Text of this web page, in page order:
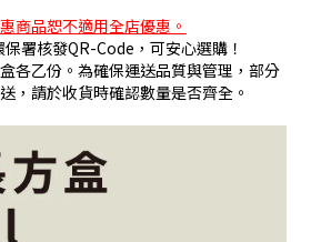
商品恕不適用全店優惠。
署核發QR-Code，可安心選購！
各乙份。為確保運送品質與管理，部分
，請於收貨時確認數量是否齊全。